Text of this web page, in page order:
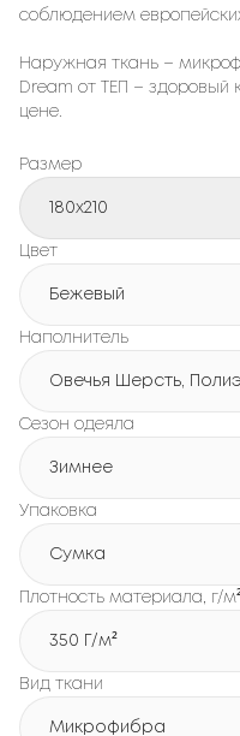
соблюдением
Наружная ткань –
Dream от ТЕП –
цене.
Размер
180x210
Цвет
Бежевый
Наполнитель
Овечья Шерсть,
Сезон одеяла
Зимнее
Упаковка
Сумка
Плотность материала, г/
350 Г/м²
Вид ткани
Микрофибра